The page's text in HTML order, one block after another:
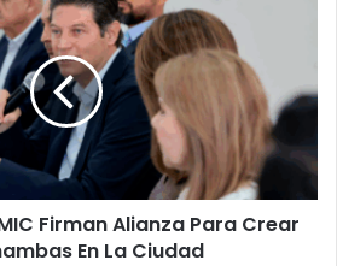
Firman Alianza Para Crear
En La Ciudad